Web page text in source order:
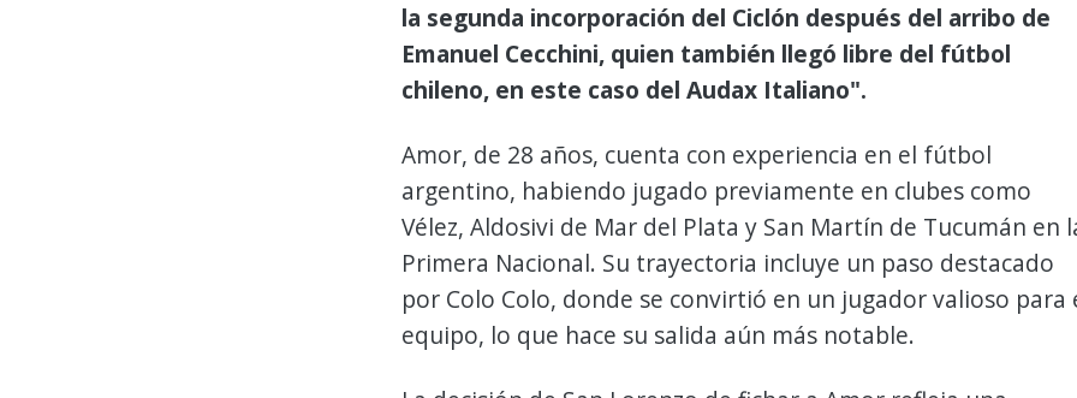
la segunda incorporación del Ciclón después del arribo de
Emanuel Cecchini, quien también llegó libre del fútbol
chileno, en este caso del Audax Italiano".
Amor, de 28 años, cuenta con experiencia en el fútbol
argentino, habiendo jugado previamente en clubes como
Vélez, Aldosivi de Mar del Plata y San Martín de Tucumán en
Primera Nacional. Su trayectoria incluye un paso destacado
por Colo Colo, donde se convirtió en un jugador valioso para
equipo, lo que hace su salida aún más notable.